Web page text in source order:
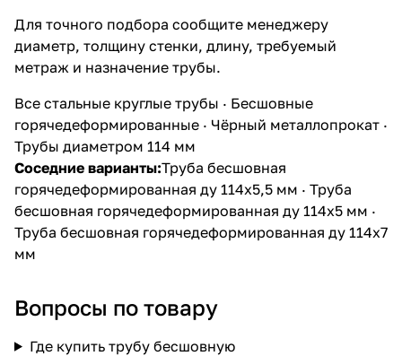
Для точного подбора сообщите менеджеру
диаметр, толщину стенки, длину, требуемый
метраж и назначение трубы.
Все стальные круглые трубы · Бесшовные
горячедеформированные · Чёрный металлопрокат ·
Трубы диаметром 114 мм
Соседние варианты:Труба бесшовная
горячедеформированная ду 114х5,5 мм · Труба
бесшовная горячедеформированная ду 114х5 мм ·
Труба бесшовная горячедеформированная ду 114х7
мм
Вопросы по товару
Где купить трубу бесшовную